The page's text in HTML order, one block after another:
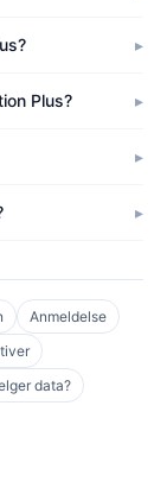
Plus?
Anmeldelse
data?